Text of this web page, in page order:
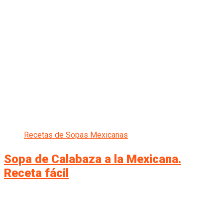
Recetas de Sopas Mexicanas
Sopa de Calabaza a la Mexicana.
Receta fácil